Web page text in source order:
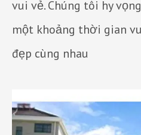
vui vẻ. Chúng tôi hy
một khoảng thời gian
đẹp cùng nhau